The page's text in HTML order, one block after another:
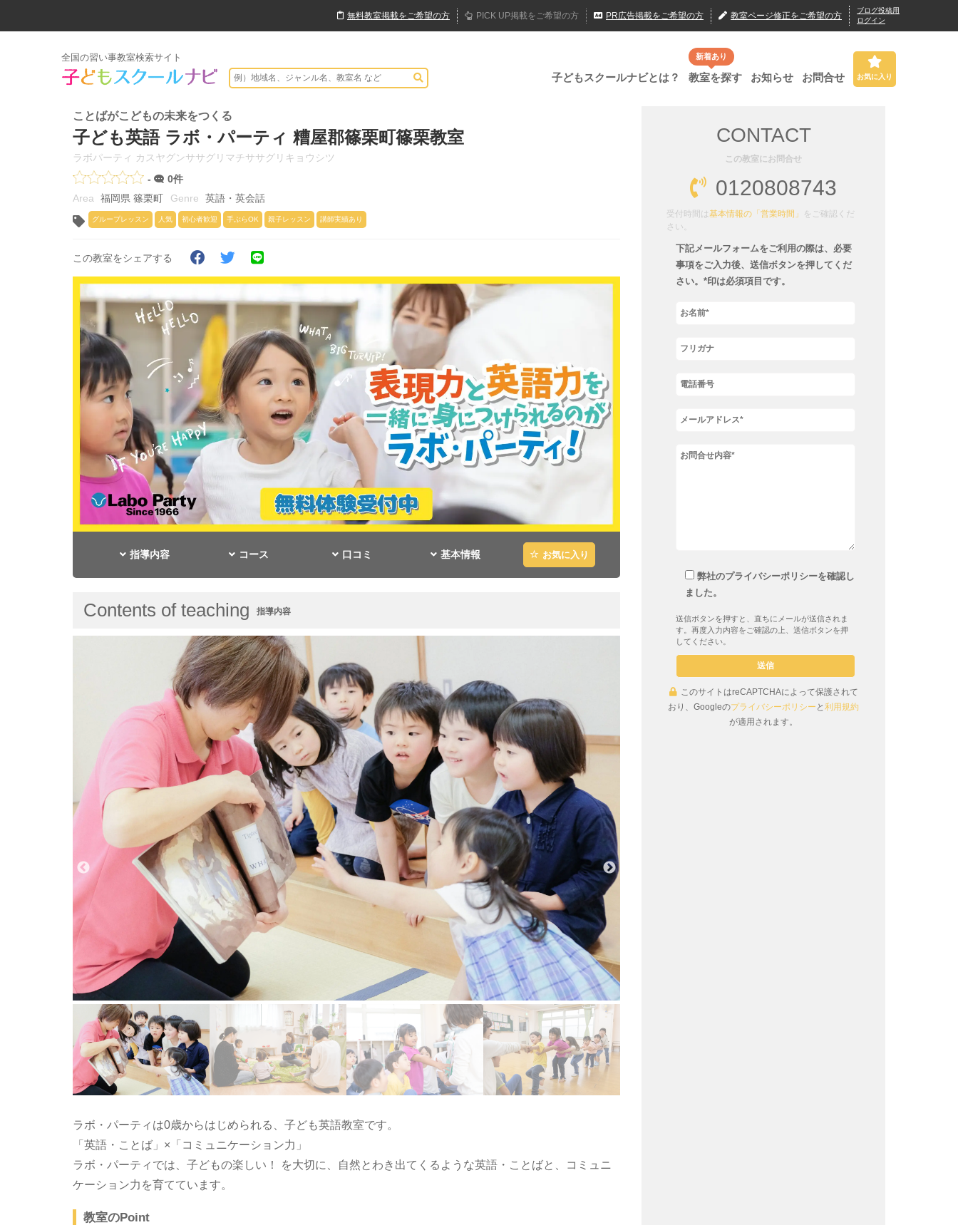
無料教室掲載をご希望の方 PICK UP掲載をご希望の方 PR広告掲載をご希望の方 教室ページ修正をご希望の方
ブログ投稿用
ログイン
全国の習い事教室検索サイト
子どもスクールナビとは？
新着あり
教室を探す お知らせ お問合せ お気に入り
ことばがこどもの未来をつくる
子ども英語 ラボ・パーティ 糟屋郡篠栗町篠栗教室
ラボパーティ カスヤグンササグリマチササグリキョウシツ
-
0件
福岡県 篠栗町
英語・英会話
グループレッスン 人気 初心者歓迎 手ぶらOK 親子レッスン 講師実績あり
この教室をシェアする
指導内容 コース 口コミ 基本情報 お気に入り
Contents of teaching 指導内容
ラボ・パーティは0歳からはじめられる、子ども英語教室です。
「英語・ことば」×「コミュニケーション力」
ラボ・パーティでは、子どもの楽しい！ を大切に、自然とわき出てくるような英語・ことばと、コミュニ
ケーション力を育てています。
教室のPoint
CONTACT
この教室にお問合せ
0120808743
受付時間は基本情報の「営業時間」
をご確認くだ
さい。
下記メールフォームをご利用の際は、必要
事項をご入力後、送信ボタンを押してくだ
さい。*印は必須項目です。
弊社のプライバシーポリシーを確認し
ました。
送信ボタンを押すと、直ちにメールが送信されま
す。再度入力内容をご確認の上、送信ボタンを押
してください。
このサイトはreCAPTCHAによって保護されて
おり、Googleのプライバシーポリシー と 利用規約
が適用されます。